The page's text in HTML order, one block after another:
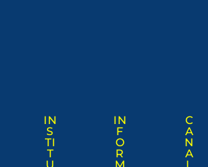
IN
S
TI
T
IN
F
O
R
C
A
N
A